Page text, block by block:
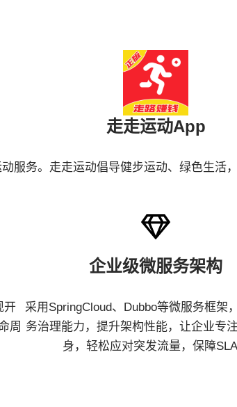
走走运动App
服务。走走运动倡导健步运动、绿色生活
开
周
企业级微服务架构
采用SpringCloud、Dubbo等微服务框架
务治理能力，提升架构性能，让企业专
身，轻松应对突发流量，保障SLA